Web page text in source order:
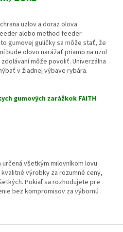
uzlov a doraz olova
alebo method feeder
gumovej guličky sa môže stať, že
bude olovo narážať priamo na uzol
môže povoliť. Univerzálna
v žiadnej výbave rybára.
gumových zarážkok FAITH
určená všetkým milovníkom lovu
výrobky za rozumné ceny,
Pokiaľ sa rozhodujete pre
bez kompromisov za výbornú